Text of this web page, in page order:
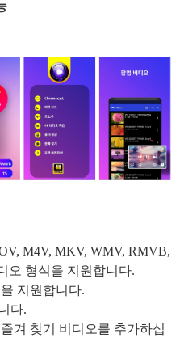
M4V, MKV, WMV, RMVB,
오 형식을 지원합니다.
지원합니다.
다.
겨 찾기 비디오를 추가하십